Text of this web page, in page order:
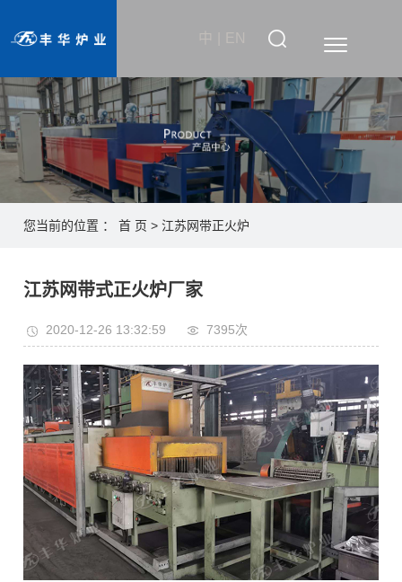
中 EN
您当前的位置 ：首 页 >江苏网带正火炉
江苏网带式正火炉厂家
2020-12-26 13:32:59 7395次